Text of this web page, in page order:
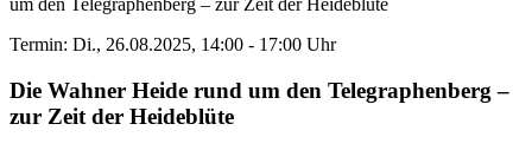
um den Telegraphenberg – zur Zeit der Heideblüte
Termin: Di., 26.08.2025, 14:00 - 17:00 Uhr
Die Wahner Heide rund um den Telegraphenberg –
zur Zeit der Heideblüte